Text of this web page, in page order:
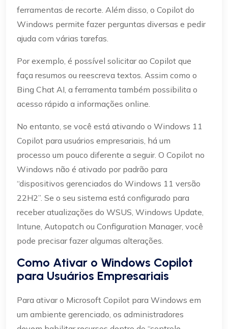
ferramentas de recorte. Além disso, o Copilot do
Windows permite fazer perguntas diversas e pedir
ajuda com várias tarefas.
Por exemplo, é possível solicitar ao Copilot que
faça resumos ou reescreva textos. Assim como o
Bing Chat AI, a ferramenta também possibilita o
acesso rápido a informações online.
No entanto, se você está ativando o Windows 11
Copilot para usuários empresariais, há um
processo um pouco diferente a seguir. O Copilot no
Windows não é ativado por padrão para
“dispositivos gerenciados do Windows 11 versão
22H2”. Se o seu sistema está configurado para
receber atualizações do WSUS, Windows Update,
Intune, Autopatch ou Configuration Manager, você
pode precisar fazer algumas alterações.
Como Ativar o Windows Copilot
para Usuários Empresariais
Para ativar o Microsoft Copilot para Windows em
um ambiente gerenciado, os administradores